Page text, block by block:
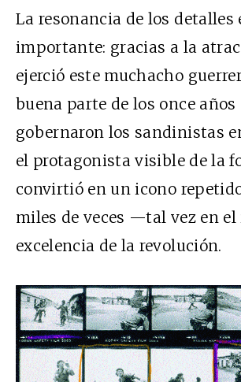
La resonancia de los detalles
importante: gracias a la
ejerció este muchacho
buena parte de los once años
gobernaron los sandinistas
el protagonista visible de la
convirtió en un icono
miles de veces —tal vez en
excelencia de la revolución.